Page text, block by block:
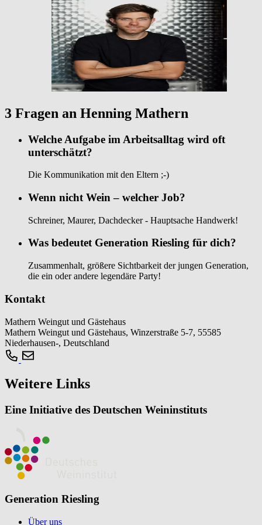
3 Fragen an Henning Mathern
Welche Aufgabe im Arbeitsalltag wird oft
unterschätzt?
Die Kommunikation mit den Eltern ;-)
Wenn nicht Wein – welcher Job?
Schreiner, Maurer, Dachdecker - Hauptsache Handwerk!
Was bedeutet Generation Riesling für dich?
Zusammenhalt, größere Sichtbarkeit der jungen Generation,
die ein oder andere legendäre Party!
Kontakt
Mathern Weingut und Gästehaus
Mathern Weingut und Gästehaus, Winzerstraße 5-7, 55585
Niederhausen-, Deutschland
Weitere Links
Eine Initiative des Deutschen Weininstituts
Generation Riesling
Über uns